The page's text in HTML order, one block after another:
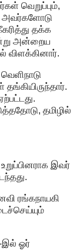
வெறுப்பும்,
தக்க
அன்றைய
விளக்கினார்.
தமிழில்
இவர்
ரங்கநாயகி
இல் ஓர்